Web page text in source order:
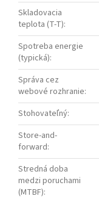
Skladovacia
teplota (T-T):
Spotreba energie
(typická):
Správa cez
webové rozhranie:
Stohovateľný:
Store-and-
forward:
Stredná doba
medzi poruchami
(MTBF):